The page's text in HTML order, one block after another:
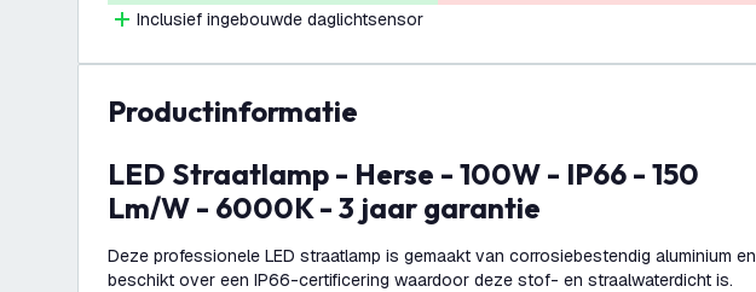
Inclusief ingebouwde daglichtsensor
productinformatie
LED Straatlamp - Herse - 100W - IP66 - 150
Lm/W - 6000K - 3 jaar garantie
Deze professionele LED straatlamp is gemaakt van corrosiebestendig aluminium en
beschikt over een IP66-certificering waardoor deze stof- en straalwaterdicht is.